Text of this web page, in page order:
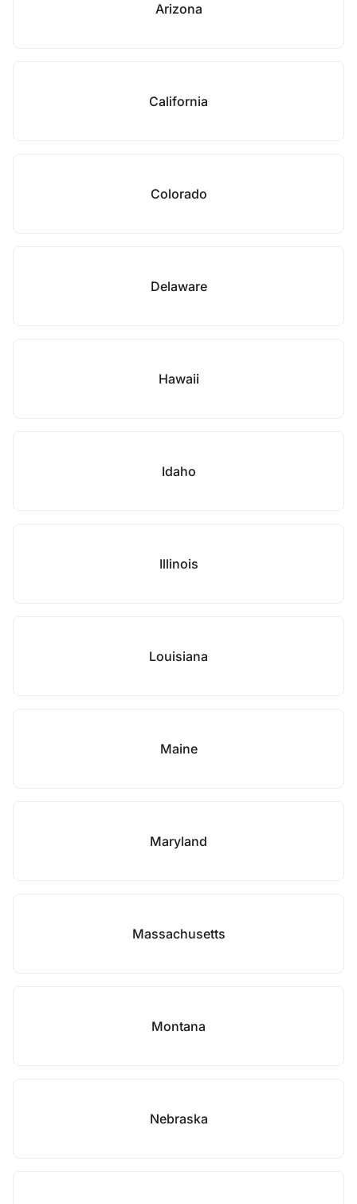
Arizona
California
Colorado
Delaware
Hawaii
Idaho
Illinois
Louisiana
Maine
Maryland
Massachusetts
Montana
Nebraska